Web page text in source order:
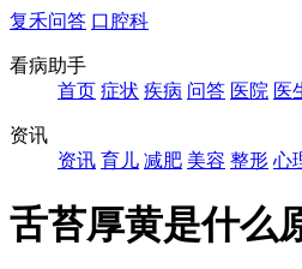
复禾问答 口腔科
看病助手
首页 症状 疾病 问答 医院 医
资讯
资讯 育儿 减肥 美容 整形 心
舌苔厚黄是什么